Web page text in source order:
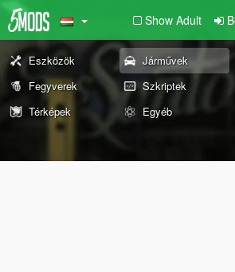
Show Adult
Eszközök Járművek
Fegyverek
Szkriptek
Térképek
Egyéb